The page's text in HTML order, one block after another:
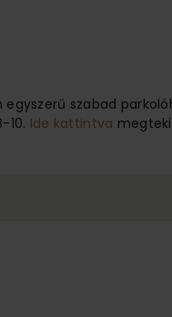
egyszerű szabad
10. Ide kattintva